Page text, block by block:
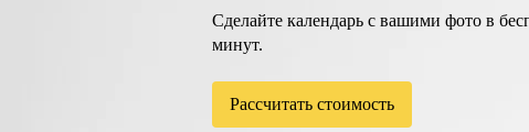
Сделайте календарь с вашими фото в
минут.
Рассчитать стоимость